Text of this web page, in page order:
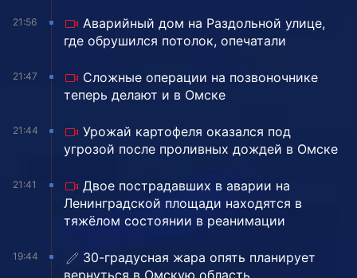
21:56
Аварийный дом на Раздольной улице,
где обрушился потолок, опечатали
21:47
Сложные операции на позвоночнике
теперь делают и в Омске
21:44
Урожай картофеля оказался под
угрозой после проливных дождей в Омске
21:41
Двое пострадавших в аварии на
Ленинградской площади находятся в
тяжёлом состоянии в реанимации
19:44
30-градусная жара опять планирует